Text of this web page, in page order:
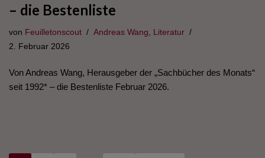
– die Bestenliste
von Feuilletonscout Andreas Wang
Literatur
2. Februar 2026
Von Andreas Wang, Herausgeber der „Sachbücher des Monats“
seit 1992* – die Bestenliste Februar 2026.